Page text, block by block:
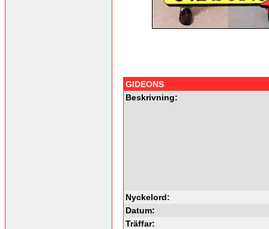
GIDEONS
Beskrivning:
Nyckelord:
Datum:
Träffar: